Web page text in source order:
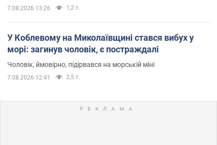
7.08.2026 13:26 1,2 т.
У Коблевому на Миколаївщині стався вибух у
морі: загинув чоловік, є постраждалі
Чоловік, ймовірно, підірвався на морській міні
7.08.2026 12:41 2,5 т.